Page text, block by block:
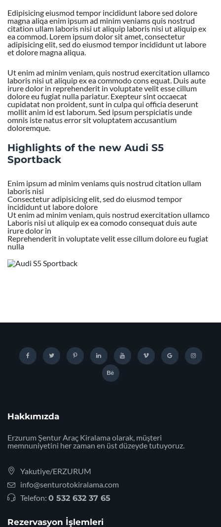
b
a
c
k
a
d
e
Edipisicing eiusmod tempor incididunt labore sed dolore
magna aliqa enim ipsum ad minim veniams quis nostrud
citation ullam laboris nisi ut aliquip laboris nisi ut aliquip ex
ea commod. Lorem ipsum dolor sit amet, consectetur
adipisicing elit, sed do eiusmod tempor incididunt ut labore
et dolore magna aliqua.
Ut enim ad minim veniam, quis nostrud exercitation ullamco
laboris nisi ut aliquip ex ea commodo cons equat. Duis aute
irure dolor in reprehenderit in voluptate velit esse cillum
dolore eu fugiat nulla pariatur. Exepteur sint occaecat
cupidatat non proident, sunt in culpa qui officia deserunt
mollit anim id est laborum. Sed ipsum perspiciatis unde
omnis iste natus error sit voluptatem accusantium
doloremque.
Highlights of the new Audi S5
Sportback
Enim ipsum ad minim veniams quis nostrud citation ullam
laboris nisi
Consectetur adipisicing elit, sed do eiusmod tempor
incididunt ut labore dolore
Ut enim ad minim veniam, quis nostrud exercitation ullamco
Laboris nisi ut aliquip ex ea comodo consequat duis aute
irure dolor in
Reprehenderit in voluptate velit esse cillum dolore eu fugiat
nulla
Hakkımızda
Erzurum Şentur Araç Kiralama olarak, müşteri
memnuniyetini her zaman en üst düzeyde tutuyoruz.
Yakutiye/ERZURUM
info@senturotokiralama.com
Telefon: 0 532 632 37 65
Rezervasyon İşlemleri